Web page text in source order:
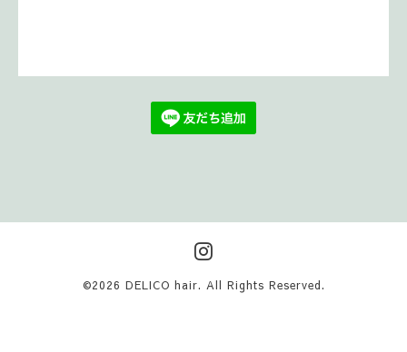
©2026 DELICO hair. All Rights Reserved.